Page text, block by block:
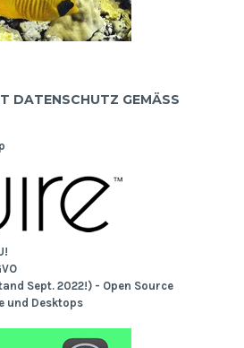
DATENSCHUTZ GEMÄSS D
Sept. 2022!) - Open Source
und Desktops